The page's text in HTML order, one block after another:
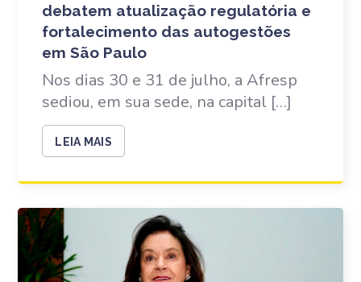
debatem atualização regulatória e
fortalecimento das autogestões
em São Paulo
Nos dias 30 e 31 de julho, a Afresp
sediou, em sua sede, na capital […]
LEIA MAIS